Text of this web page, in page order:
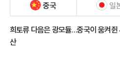
중국 일
희토류 다음은 광모듈…중국이 움켜쥔
산